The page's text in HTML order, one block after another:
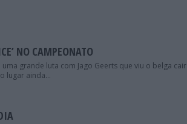
NO CAMPEONATO
grande luta com Jago Geerts que viu o belga cair
lugar ainda...